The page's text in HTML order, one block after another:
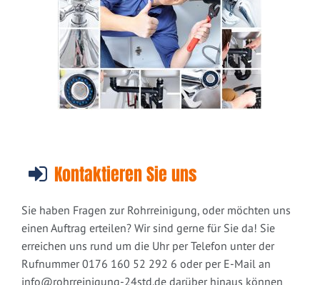
Kontaktieren Sie uns
Sie haben Fragen zur Rohrreinigung, oder möchten uns
einen Auftrag erteilen? Wir sind gerne für Sie da! Sie
erreichen uns rund um die Uhr per Telefon unter der
Rufnummer 0176 160 52 292 6 oder per E-Mail an
info@rohrreinigung-24std.de darüber hinaus können